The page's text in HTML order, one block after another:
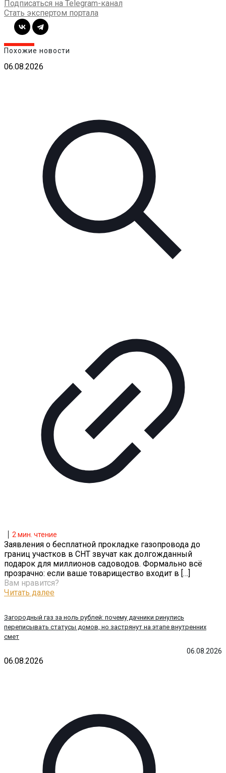
Подписаться на Telegram-канал
Стать экспертом портала
Похожие новости
06.08.2026
06.08.2026
Загородный газ за ноль рублей: почему дачники ринулись
переписывать статусы домов, но застрянут на этапе внутренних
смет
2 мин. чтение
Заявления о бесплатной прокладке газопровода до
границ участков в СНТ звучат как долгожданный
подарок для миллионов садоводов. Формально всё
прозрачно: если ваше товарищество входит в […]
Вам нравится?
Читать далее
06.08.2026